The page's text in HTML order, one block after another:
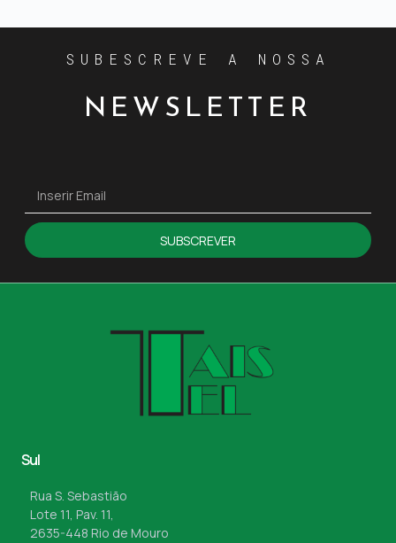
SUBESCREVE A NOSSA
NEWSLETTER
SUBSCREVER
Sul
Rua S. Sebastião
Lote 11, Pav. 11,
2635-448 Rio de Mouro